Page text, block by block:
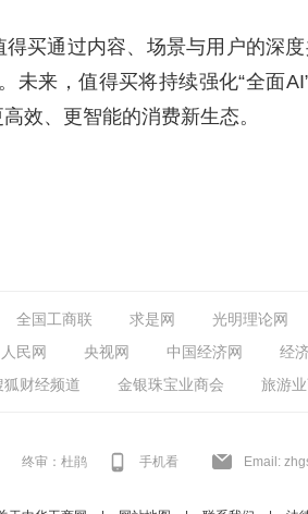
通过内容、场景与用户的深度
未来，值得买将持续强化“全面
效、更智能的消费新生态。
全国工商联 求是网 光明理论网
人民网 央视网 中国经济网 经
狐财经频道
金银珠宝业商会 旅游
终审：杜鹃 手机看 Email: